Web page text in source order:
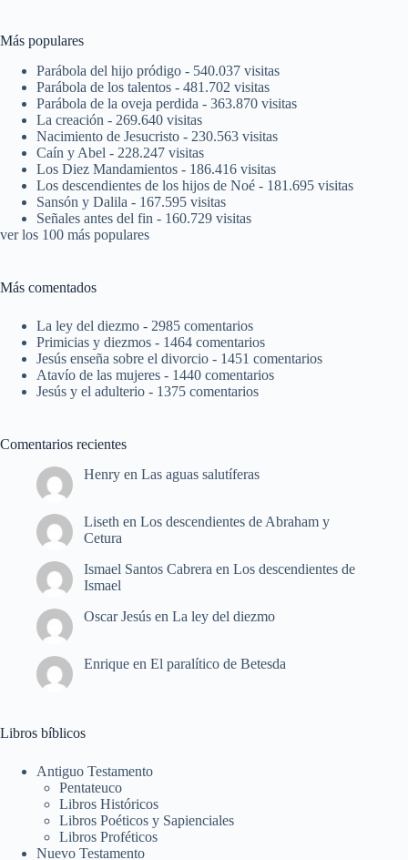
Más populares
Parábola del hijo pródigo - 540.037 visitas
Parábola de los talentos - 481.702 visitas
Parábola de la oveja perdida - 363.870 visitas
La creación - 269.640 visitas
Nacimiento de Jesucristo - 230.563 visitas
Caín y Abel - 228.247 visitas
Los Diez Mandamientos - 186.416 visitas
Los descendientes de los hijos de Noé - 181.695 visitas
Sansón y Dalila - 167.595 visitas
Señales antes del fin - 160.729 visitas
ver los 100 más populares
Más comentados
La ley del diezmo - 2985 comentarios
Primicias y diezmos - 1464 comentarios
Jesús enseña sobre el divorcio - 1451 comentarios
Atavío de las mujeres - 1440 comentarios
Jesús y el adulterio - 1375 comentarios
Comentarios recientes
Henry en Las aguas salutíferas
Liseth en Los descendientes de Abraham y
Cetura
Ismael Santos Cabrera en Los descendientes de
Ismael
Oscar Jesús en La ley del diezmo
Enrique en El paralítico de Betesda
Libros bíblicos
Antiguo Testamento
Pentateuco
Libros Históricos
Libros Poéticos y Sapienciales
Libros Proféticos
Nuevo Testamento